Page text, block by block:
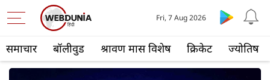
समाचार बॉलीवुड श्रावण मास विशेष क्रिकेट ज्योतिष
Fri, 7 Aug 2026